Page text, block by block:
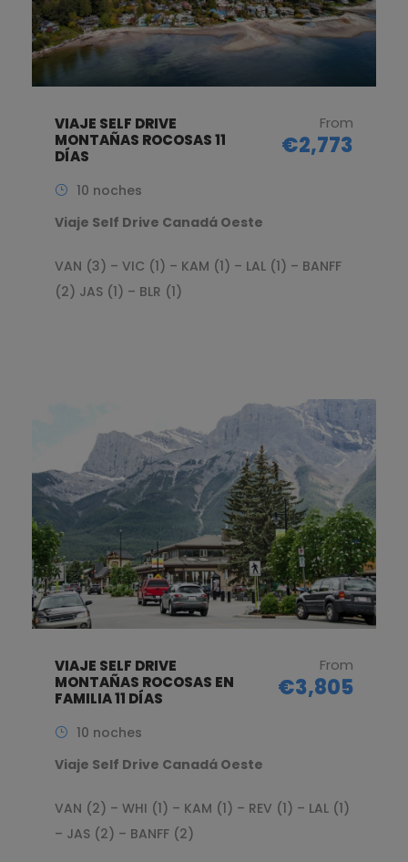
VIAJE SELF DRIVE
MONTAÑAS ROCOSAS 11
DÍAS
From
€2,773
10 noches
Viaje Self Drive Canadá Oeste
VAN (3) – VIC (1) – KAM (1) – LAL (1) – BANFF
(2) JAS (1) – BLR (1)
VIAJE SELF DRIVE
MONTAÑAS ROCOSAS EN
FAMILIA 11 DÍAS
From
€3,805
10 noches
Viaje Self Drive Canadá Oeste
VAN (2) – WHI (1) – KAM (1) – REV (1) – LAL (1)
– JAS (2) – BANFF (2)